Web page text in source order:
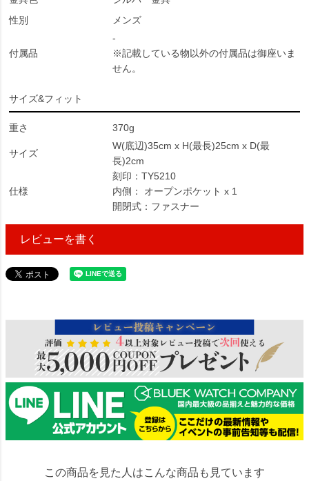
性別
メンズ
付属品
-
※記載している物以外の付属品は御座いま
せん。
サイズ&フィット
重さ 370g
サイズ
W(底辺)35cm x H(最長)25cm x D(最
長)2cm
仕様
刻印：TY5210
内側： オープンポケット x 1
開閉式：ファスナー
レビューを書く
この商品を見た人はこんな商品も見ています